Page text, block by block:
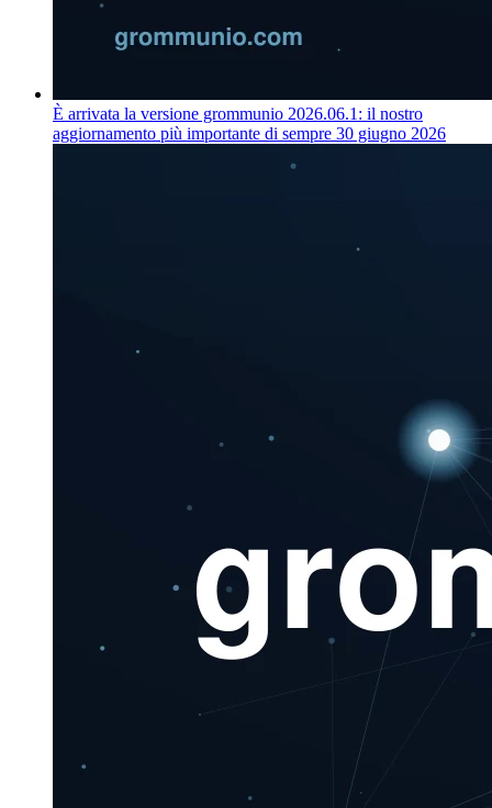
È arrivata la versione grommunio 2026.06.1: il nostro
aggiornamento più importante di sempre 30 giugno 2026